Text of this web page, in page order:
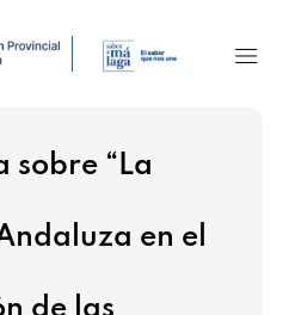
sobre “La
en el